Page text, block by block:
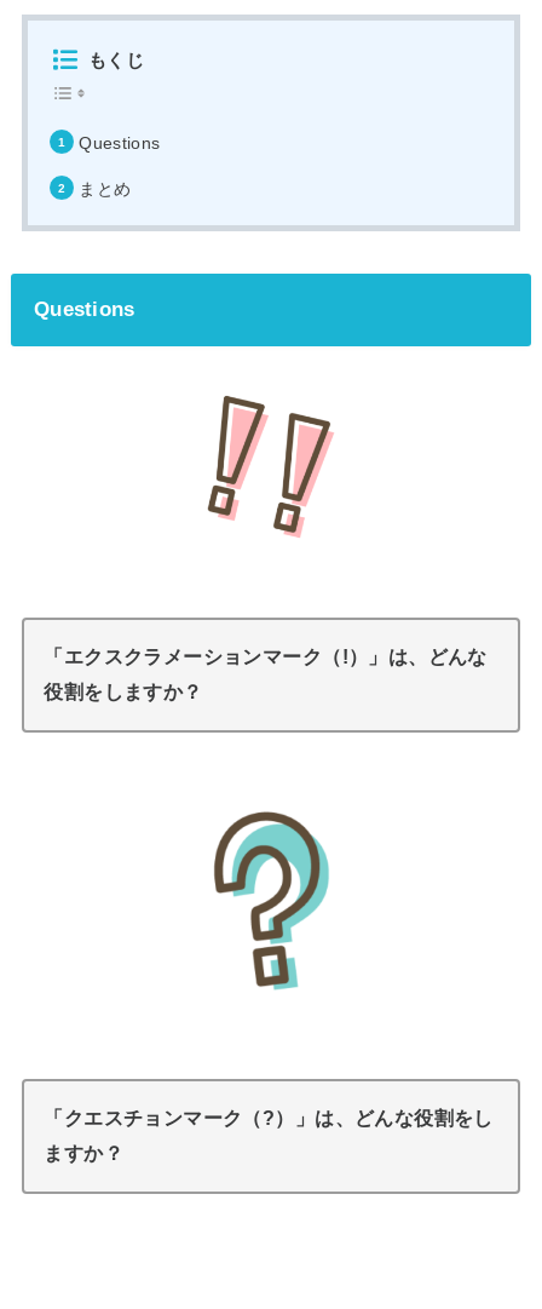
もくじ
Questions
まとめ
Questions
「エクスクラメーションマーク（!）」は、どんな
役割をしますか？
「クエスチョンマーク（?）」は、どんな役割をし
ますか？